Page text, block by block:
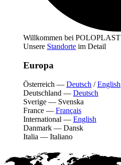
Willkommen bei POLOPLAST
Unsere Standorte im Detail
Europa
Österreich — Deutsch /English
Deutschland — Deutsch
Sverige — Svenska
France — Français
International — English
Danmark — Dansk
Italia — Italiano